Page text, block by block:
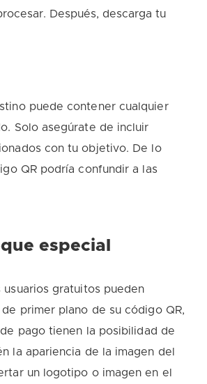
Después, descarga tu
puede contener cualquier
Solo asegúrate de incluir
con tu objetivo. De lo
QR podría confundir a las
especial
usuarios gratuitos pueden
primer plano de su código QR,
pago tienen la posibilidad de
la apariencia de la imagen del
un logotipo o imagen en el